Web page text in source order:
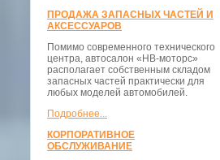
ПРОДАЖА ЗАПАСНЫХ ЧАСТЕЙ И
АКСЕССУАРОВ
Помимо современного технического
центра, автосалон «НВ-моторс»
располагает собственным складом
запасных частей практически для
любых моделей автомобилей.
Подробнее...
КОРПОРАТИВНОЕ
ОБСЛУЖИВАНИЕ